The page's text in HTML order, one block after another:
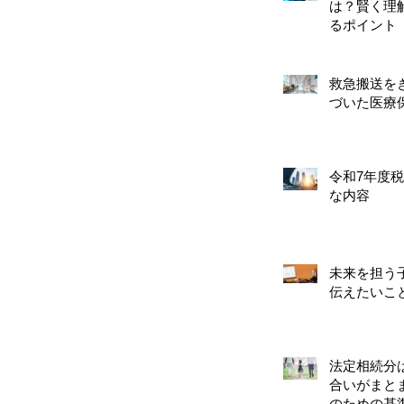
は？賢く理
るポイント
救急搬送を
づいた医療
令和7年度
な内容
未来を担う
伝えたいこ
法定相続分
合いがまと